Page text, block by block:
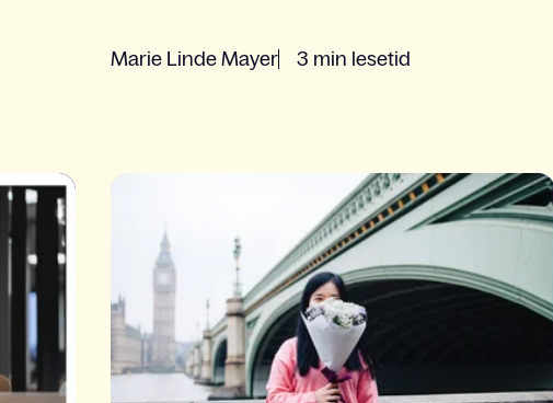
Marie Linde Mayer 3 min lesetid